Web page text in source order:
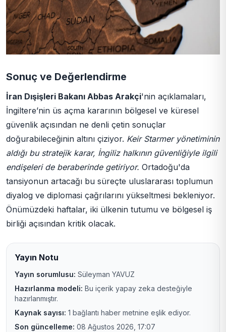
Sonuç ve Değerlendirme
İran Dışişleri Bakanı Abbas Arakçi'nin açıklamaları,
İngiltere’nin üs açma kararının bölgesel ve küresel
güvenlik açısından ne denli çetin sonuçlar
doğurabileceğinin altını çiziyor. Keir Starmer yönetiminin
aldığı bu stratejik karar, İngiliz halkının güvenliğiyle ilgili
endişeleri de beraberinde getiriyor. Ortadoğu'da
tansiyonun artacağı bu süreçte uluslararası toplumun
diyalog ve diplomasi çağrılarını yükseltmesi bekleniyor.
Önümüzdeki haftalar, iki ülkenin tutumu ve bölgesel iş
birliği açısından kritik olacak.
Yayın Notu
Yayın sorumlusu: Süleyman YAVUZ
Hazırlanma modeli: Bu içerik yapay zeka desteğiyle
hazırlanmıştır.
Kaynak sayısı: 1 bağlantı haber metnine eşlik ediyor.
Son güncelleme: 08 Ağustos 2026, 17:07